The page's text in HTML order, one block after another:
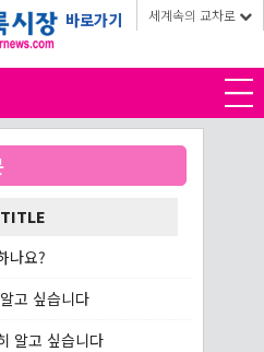
바로가기 세계속의 교차로
TITLE
나요?
고 싶습니다
알고 싶습니다